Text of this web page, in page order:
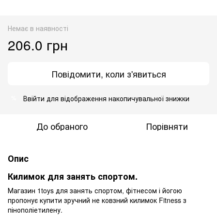
Немає в наявності
206.0 грн
Повідомити, коли з'явиться
Ввійти для відображення накопичувальної знижки
До обраного Порівняти
Опис
Килимок для занять спортом.
Магазин 1toys для занять спортом, фітнесом і йогою
пропонує купити зручний не ковзний килимок Fitness з
пінополіетилену.